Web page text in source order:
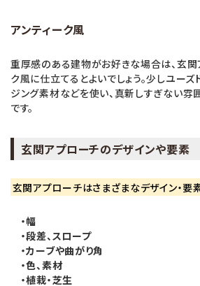
アンティーク風
重厚感のある建物がお好きな場合は、玄関
ク風に仕立てるとよいでしょう。少しユー
ジング素材などを使い、真新しすぎない雰
です。
玄関アプローチのデザインや要素
玄関アプローチはさまざまなデザイン・要
・幅
・段差、スロープ
・カーブや曲がり角
・色、素材
・植栽・芝生